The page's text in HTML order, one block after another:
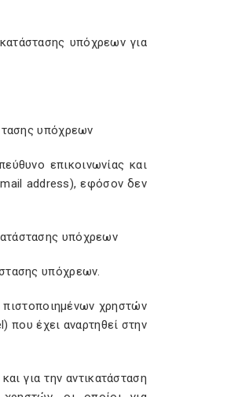
υπόχρεων για
υπόχρεων
επικοινωνίας και
address), εφόσον δεν
υπόχρεων
υπόχρεων.
χρηστών
που έχει αναρτηθεί στην
για την αντικατάσταση